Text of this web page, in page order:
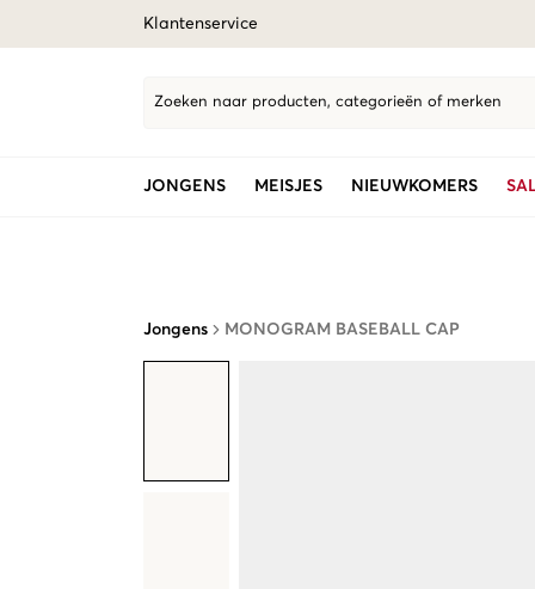
Klantenservice
Zoeken naar producten, categorieën of merken
JONGENS MEISJES NIEUWKOMERS
Jongens MONOGRAM BASEBALL CAP